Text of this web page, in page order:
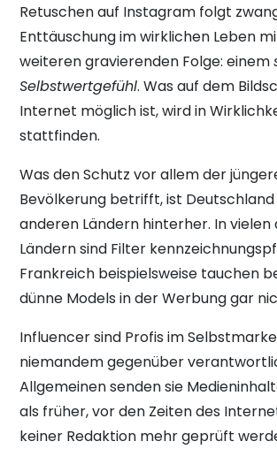
Retuschen auf Instagram folgt
Enttäuschung im wirklichen Leben
weiteren gravierenden Folge: einem
Selbstwertgefühl. Was auf dem
Internet möglich ist, wird in
stattfinden.
Was den Schutz vor allem der
Bevölkerung betrifft, ist
anderen Ländern hinterher. In vielen
Ländern sind Filter
Frankreich beispielsweise tauchen
dünne Models in der Werbung gar
Influencer sind Profis im
niemandem gegenüber
Allgemeinen senden sie
als früher, vor den Zeiten des
keiner Redaktion mehr geprüft